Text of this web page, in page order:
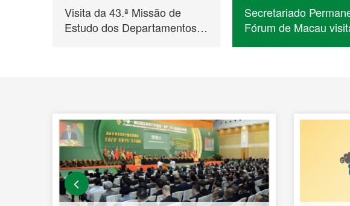
Visita da 43.ª Missão de
Estudo dos Departamentos
Secretariado
Fórum de Macau
Língua Portuguesa